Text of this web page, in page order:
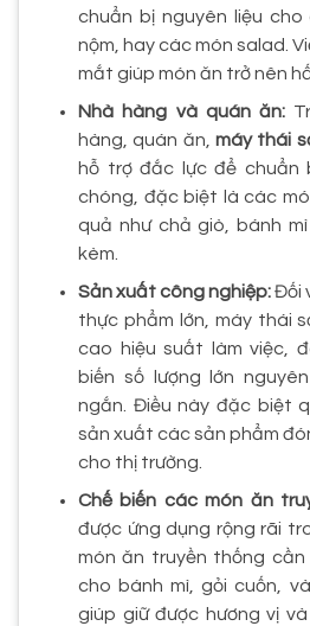
chuẩn bị nguyên liệu
nộm, hay các món salad.
mắt giúp món ăn trở nên
Nhà hàng và quán ăn:
hàng, quán ăn, máy thái
hỗ trợ đắc lực để chuẩn
chóng, đặc biệt là các
quả như chả giò, bánh
kèm.
Sản xuất công nghiệp:Đối
thực phẩm lớn, máy thái
cao hiệu suất làm việc,
biến số lượng lớn
ngắn. Điều này đặc biệt
sản xuất các sản phẩm
cho thị trường.
Chế biến các món ăn
được ứng dụng rộng rãi
món ăn truyền thống
cho bánh mì, gỏi cuốn,
giúp giữ được hương vị